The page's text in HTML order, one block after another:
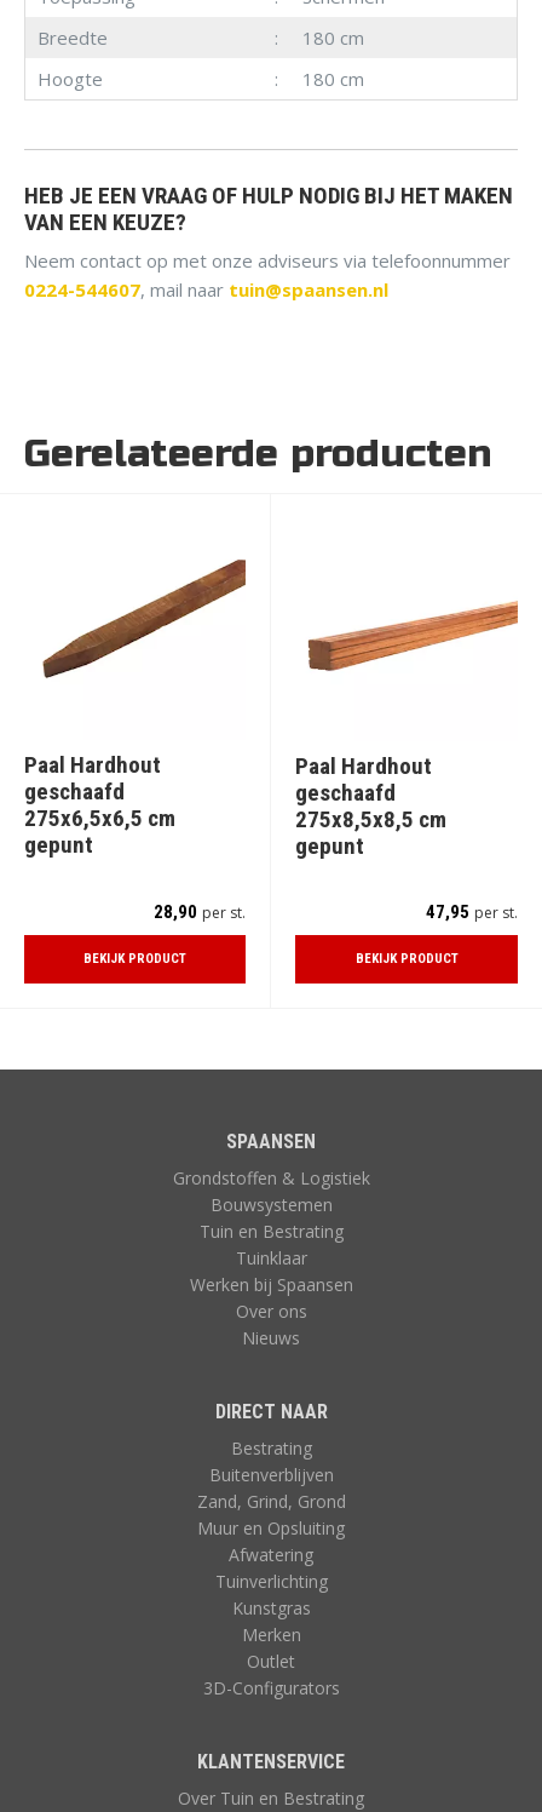
Breedte
180 cm
Hoogte
180 cm
HEB JE EEN VRAAG OF HULP NODIG BIJ HET MAKEN
VAN EEN KEUZE?
Neem contact op met onze adviseurs via telefoonnummer
0224-544607, mail naar tuin@spaansen.nl
Gerelateerde producten
Paal Hardhout
geschaafd
275x6,5x6,5 cm
gepunt
28,90 per st.
BEKIJK PRODUCT
Paal Hardhout
geschaafd
275x8,5x8,5 cm
gepunt
47,95 per st.
BEKIJK PRODUCT
SPAANSEN
Grondstoffen & Logistiek
Bouwsystemen
Tuin en Bestrating
Tuinklaar
Werken bij Spaansen
Over ons
Nieuws
DIRECT NAAR
Bestrating
Buitenverblijven
Zand, Grind, Grond
Muur en Opsluiting
Afwatering
Tuinverlichting
Kunstgras
Merken
Outlet
3D-Configurators
KLANTENSERVICE
Over Tuin en Bestrating